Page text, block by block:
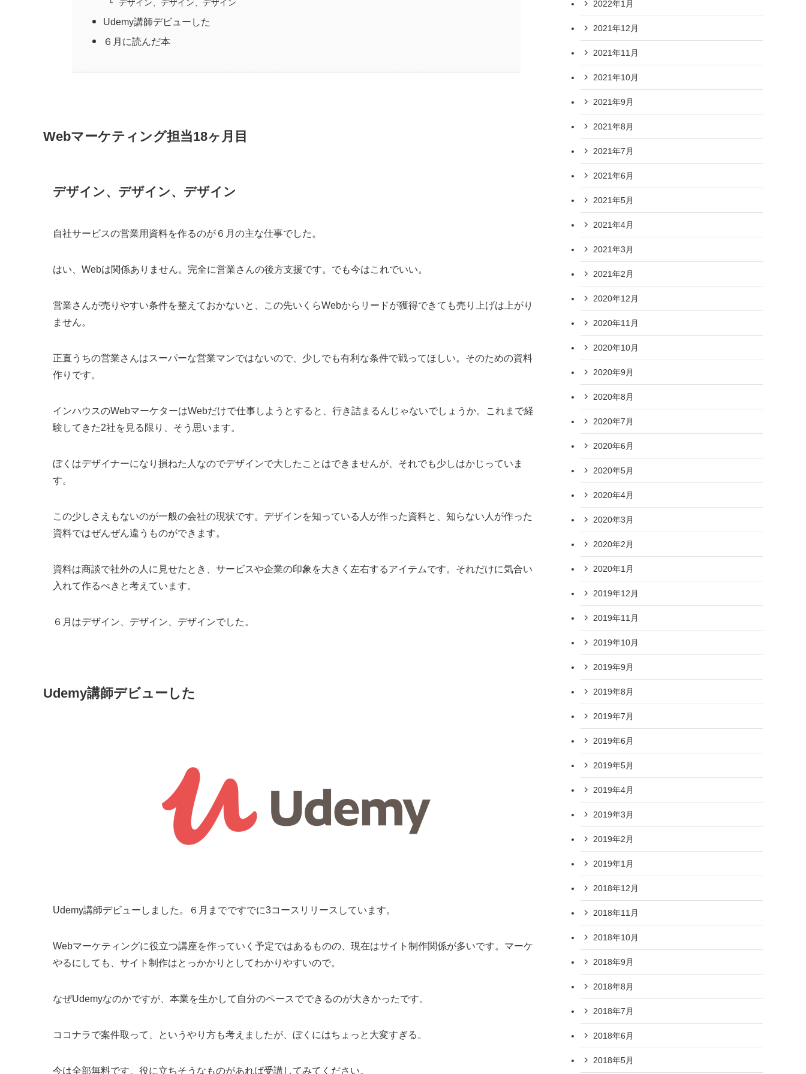
デザイン、デザイン、デザイン
Udemy講師デビューした
６月に読んだ本
Webマーケティング担当18ヶ月目
デザイン、デザイン、デザイン
自社サービスの営業用資料を作るのが６月の主な仕事でした。
はい、Webは関係ありません。完全に営業さんの後方支援です。でも今はこれでいい。
営業さんが売りやすい条件を整えておかないと、この先いくらWebからリードが獲得できても売り上げは上がり
ません。
正直うちの営業さんはスーパーな営業マンではないので、少しでも有利な条件で戦ってほしい。そのための資料
作りです。
インハウスのWebマーケターはWebだけで仕事しようとすると、行き詰まるんじゃないでしょうか。これまで経
験してきた2社を見る限り、そう思います。
ぼくはデザイナーになり損ねた人なのでデザインで大したことはできませんが、それでも少しはかじっていま
す。
この少しさえもないのが一般の会社の現状です。デザインを知っている人が作った資料と、知らない人が作った
資料ではぜんぜん違うものができます。
資料は商談で社外の人に見せたとき、サービスや企業の印象を大きく左右するアイテムです。それだけに気合い
入れて作るべきと考えています。
６月はデザイン、デザイン、デザインでした。
Udemy講師デビューした
Udemy講師デビューしました。６月までですでに3コースリリースしています。
Webマーケティングに役立つ講座を作っていく予定ではあるものの、現在はサイト制作関係が多いです。マーケ
やるにしても、サイト制作はとっかかりとしてわかりやすいので。
なぜUdemyなのかですが、本業を生かして自分のペースでできるのが大きかったです。
ココナラで案件取って、というやり方も考えましたが、ぼくにはちょっと大変すぎる。
今は全部無料です。役に立ちそうなものがあれば受講してみてください。
2022年1月
2021年12月
2021年11月
2021年10月
2021年9月
2021年8月
2021年7月
2021年6月
2021年5月
2021年4月
2021年3月
2021年2月
2020年12月
2020年11月
2020年10月
2020年9月
2020年8月
2020年7月
2020年6月
2020年5月
2020年4月
2020年3月
2020年2月
2020年1月
2019年12月
2019年11月
2019年10月
2019年9月
2019年8月
2019年7月
2019年6月
2019年5月
2019年4月
2019年3月
2019年2月
2019年1月
2018年12月
2018年11月
2018年10月
2018年9月
2018年8月
2018年7月
2018年6月
2018年5月